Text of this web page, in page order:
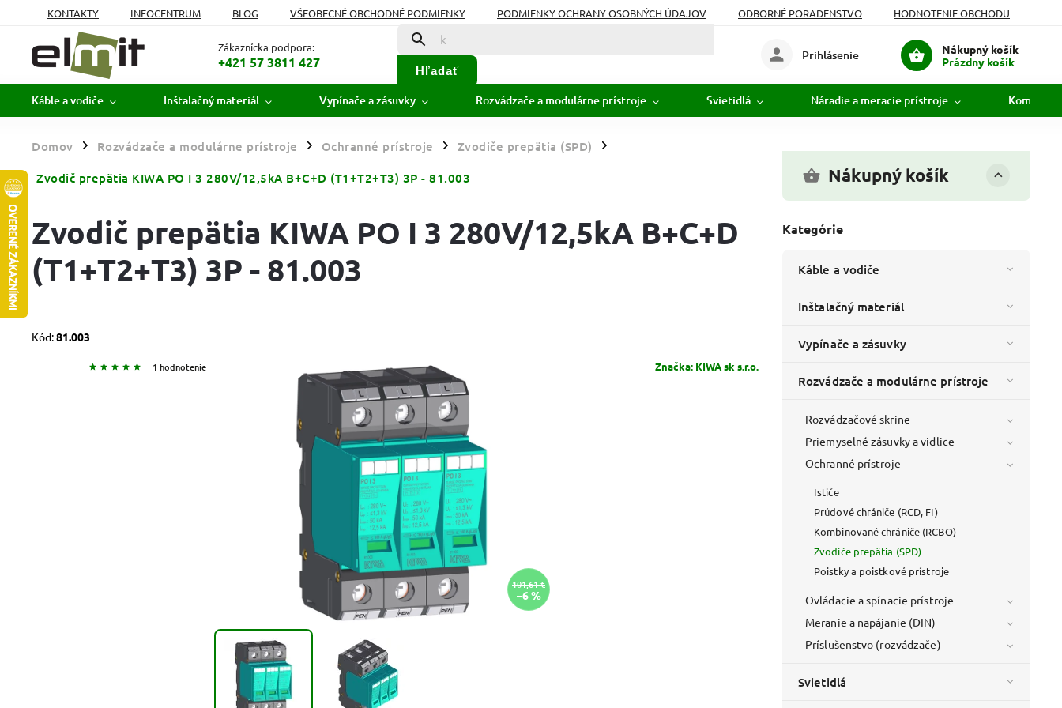
KONTAKTY INFOCENTRUM BLOG VŠEOBECNÉ OBCHODNÉ PODMIENKY PODMIENKY OCHRANY OSOBNÝCH ÚDAJOV ODBORNÉ PORADENSTVO
HODNOTENIE OBCHODU
MOJA OBJEDNÁVKA
Zákaznícka podpora:
+421 57 3811 427
Hľadať
Nákupný košík
Prázdny košík
Prihlásenie
Káble a vodiče Inštalačný materiál Vypínače a zásuvky Rozvádzače a modulárne prístroje Svietidlá Náradie a meracie prístroje
Domov / Rozvádzače a modulárne prístroje / Ochranné prístroje / Zvodiče prepätia (SPD) /
Zvodič prepätia KIWA PO I 3 280V/12,5kA B+C+D (T1+T2+T3) 3P - 81.003 Nákupný košík
Kategórie
Káble a vodiče
Inštalačný materiál
Vypínače a zásuvky
Rozvádzače a modulárne prístroje
Rozvádzačové skrine
Priemyselné zásuvky a vidlice
Ochranné prístroje
Ističe
Prúdové chrániče (RCD, FI)
Kombinované chrániče (RCBO)
Zvodiče prepätia (SPD)
Poistky a poistkové prístroje
Ovládacie a spínacie prístroje
Meranie a napájanie (DIN)
Príslušenstvo (rozvádzače)
Svietidlá
Zvodič prepätia KIWA PO I 3 280V/12,5kA B+C+D
(T1+T2+T3) 3P - 81.003
Kód:81.003
1 hodnotenie Značka: KIWA sk s.r.o.
101,61 €
–6 %